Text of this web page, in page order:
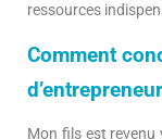
ressources
Comment
Mon fils est revenu